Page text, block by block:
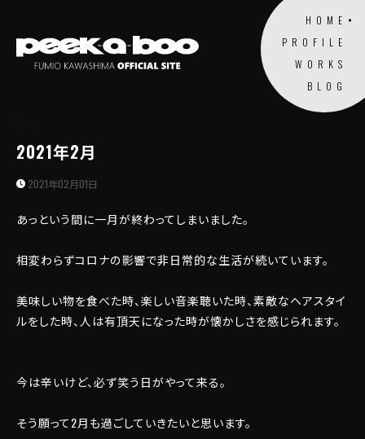
HOME
PROFILE
WORKS
BLOG
2021年2月
2021年02月01日
あっという間に一月が終わってしまいました。
相変わらずコロナの影響で非日常的な生活が続いています。
美味しい物を食べた時、楽しい音楽聴いた時、素敵なヘアスタイ
ルをした時、人は有頂天になった時が懐かしさを感じられます。
今は辛いけど、必ず笑う日がやって来る。
そう願って2月も過ごしていきたいと思います。